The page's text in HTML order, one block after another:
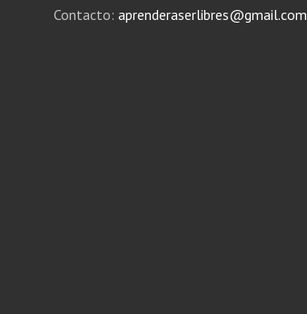
Contacto: aprenderaserlibres@gmail.com